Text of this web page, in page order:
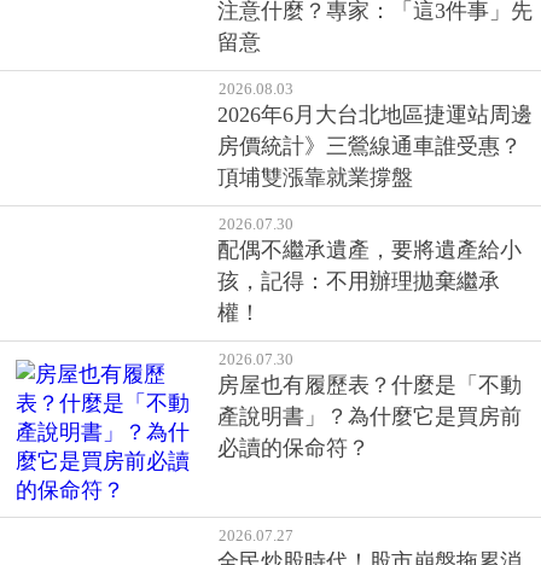
注意什麼？專家：「這3件事」先
留意
2026.08.03
2026年6月大台北地區捷運站周邊
房價統計》三鶯線通車誰受惠？
頂埔雙漲靠就業撐盤
2026.07.30
配偶不繼承遺產，要將遺產給小
孩，記得：不用辦理拋棄繼承
權！
2026.07.30
房屋也有履歷表？什麼是「不動
產說明書」？為什麼它是買房前
必讀的保命符？
全民炒股時代！股市崩盤拖累消
費信心 專家提醒：科技巨頭AI支